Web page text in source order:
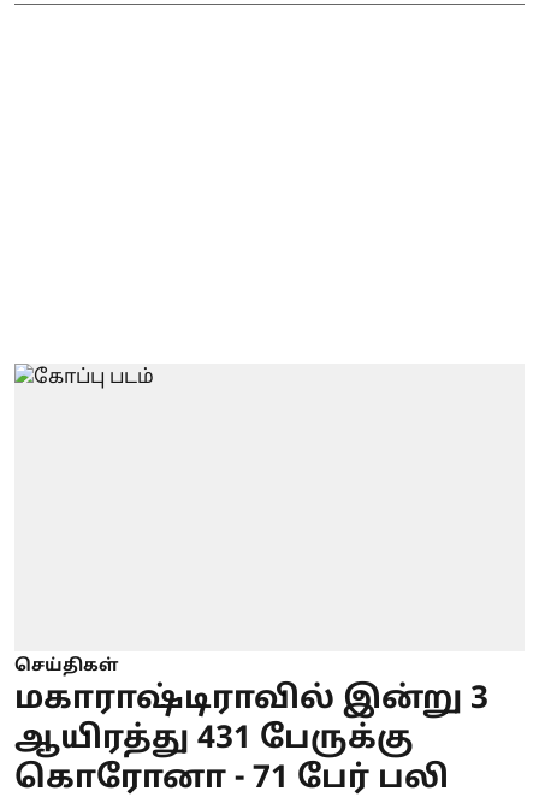
செய்திகள்
மகாராஷ்டிராவில் இன்று 3
ஆயிரத்து 431 பேருக்கு
கொரோனா - 71 பேர் பலி